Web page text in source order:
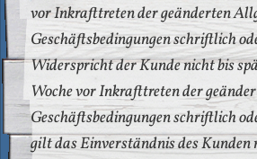
vor Inkrafttreten der geänderten
Geschäftsbedingungen schriftlich
Widerspricht der Kunde nicht bis
Woche vor Inkrafttreten der
Geschäftsbedingungen schriftlich
gilt das Einverständnis des